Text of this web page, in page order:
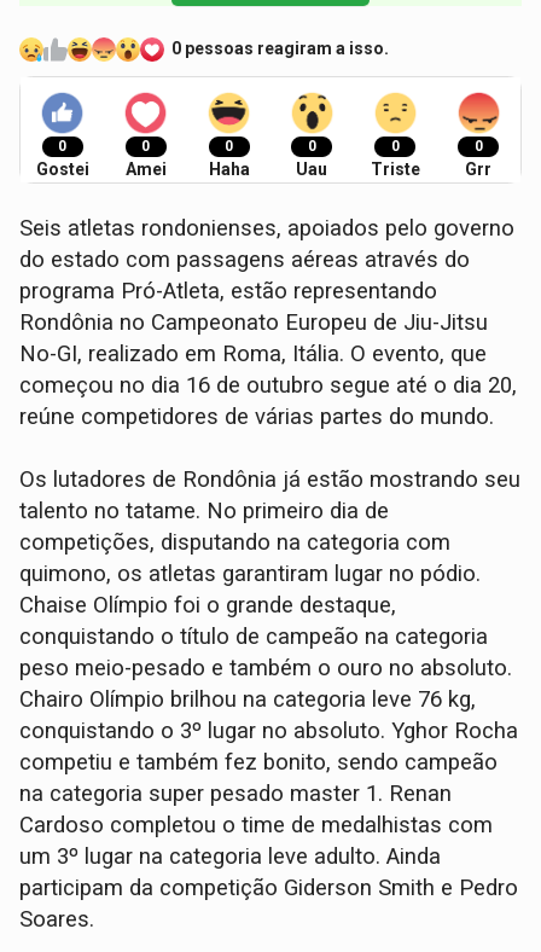
0 pessoas reagiram a isso.
0
Gostei
0
Amei
0
Haha
0
Uau
0
Triste
0
Grr
Seis atletas rondonienses, apoiados pelo governo
do estado com passagens aéreas através do
programa Pró-Atleta, estão representando
Rondônia no Campeonato Europeu de Jiu-Jitsu
No-GI, realizado em Roma, Itália. O evento, que
começou no dia 16 de outubro segue até o dia 20,
reúne competidores de várias partes do mundo.
Os lutadores de Rondônia já estão mostrando seu
talento no tatame. No primeiro dia de
competições, disputando na categoria com
quimono, os atletas garantiram lugar no pódio.
Chaise Olímpio foi o grande destaque,
conquistando o título de campeão na categoria
peso meio-pesado e também o ouro no absoluto.
Chairo Olímpio brilhou na categoria leve 76 kg,
conquistando o 3º lugar no absoluto. Yghor Rocha
competiu e também fez bonito, sendo campeão
na categoria super pesado master 1. Renan
Cardoso completou o time de medalhistas com
um 3º lugar na categoria leve adulto. Ainda
participam da competição Giderson Smith e Pedro
Soares.